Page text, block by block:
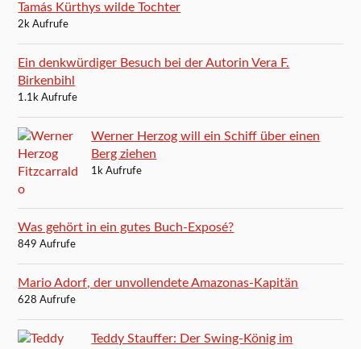
Tamás Kürthys wilde Tochter
2k Aufrufe
Ein denkwürdiger Besuch bei der Autorin Vera F.
Birkenbihl
1.1k Aufrufe
Werner Herzog will ein Schiff über einen
Berg ziehen
1k Aufrufe
Was gehört in ein gutes Buch-Exposé?
849 Aufrufe
Mario Adorf, der unvollendete Amazonas-Kapitän
628 Aufrufe
Teddy Stauffer: Der Swing-König im